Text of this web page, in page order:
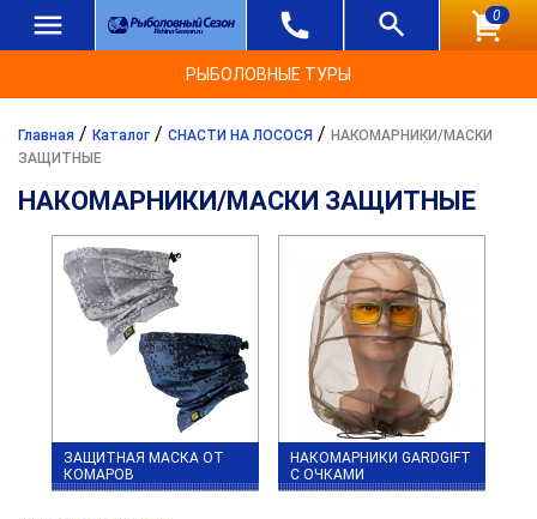
0
РЫБОЛОВНЫЕ ТУРЫ
Главная / Каталог / СНАСТИ НА ЛОСОСЯ / НАКОМАРНИКИ/МАСКИ
ЗАЩИТНЫЕ
НАКОМАРНИКИ/МАСКИ ЗАЩИТНЫЕ
ЗАЩИТНАЯ МАСКА ОТ
КОМАРОВ
НАКОМАРНИКИ GARDGIFT
С ОЧКАМИ